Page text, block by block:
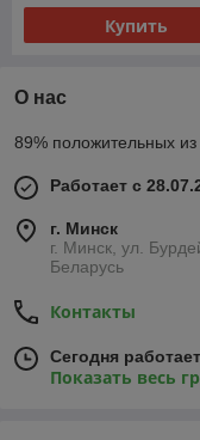
Купить
О нас
89% положительных из
Работает с
г. Минск
г. Минск, ул.
Беларусь
Контакты
Сегодня
Показать весь